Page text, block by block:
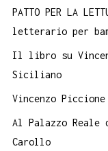
PATTO PER LA
letterario per
Il libro su
Siciliano
Vincenzo
Al Palazzo
Carollo